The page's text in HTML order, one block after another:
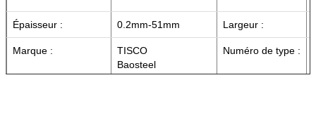
Épaisseur : 0.2mm-51mm Largeur :
Marque :
TISCO
Baosteel
Numéro de type :